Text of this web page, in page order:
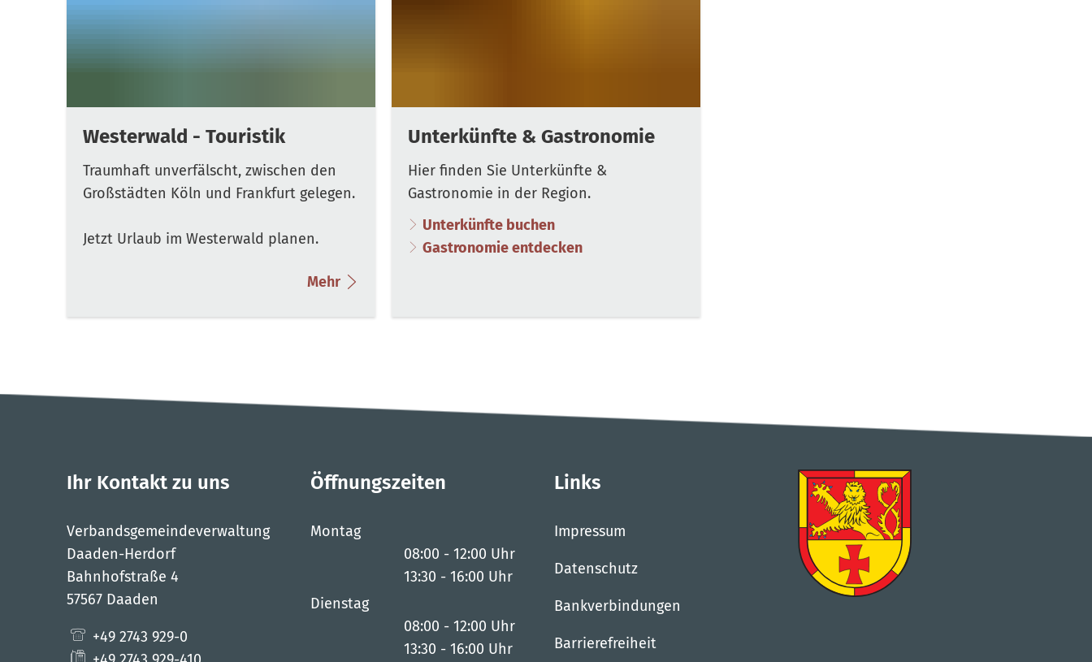
Westerwald - Touristik
Traumhaft unverfälscht, zwischen den
Großstädten Köln und Frankfurt gelegen.
Jetzt Urlaub im Westerwald planen.
Mehr
Unterkünfte & Gastronomie
Hier finden Sie Unterkünfte &
Gastronomie in der Region.
Unterkünfte buchen
Gastronomie entdecken
Ihr Kontakt zu uns
Verbandsgemeindeverwaltung
Daaden-Herdorf
Bahnhofstraße 4
57567 Daaden
+49 2743 929-0
Öffnungszeiten
Montag
08:00 - 12:00 Uhr
Von 08:00 bis 12:00 Uhr
13:30 - 16:00 Uhr
Von 13:30 bis 16:00 Uhr
Dienstag
08:00 - 12:00 Uhr
Von 08:00 bis 12:00 Uhr
13:30 - 16:00 Uhr
Links
Impressum
Datenschutz
Bankverbindungen
Barrierefreiheit